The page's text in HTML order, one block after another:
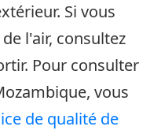
Si vous
l'air, consultez
Pour consulter
vous
de qualité de